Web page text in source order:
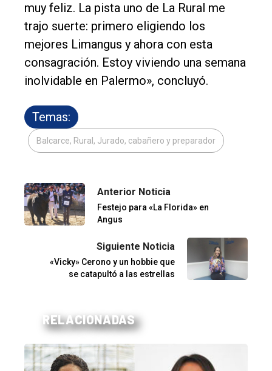
muy feliz. La pista uno de La Rural me
trajo suerte: primero eligiendo los
mejores Limangus y ahora con esta
consagración. Estoy viviendo una semana
inolvidable en Palermo», concluyó.
Temas:
Balcarce, Rural, Jurado, cabañero y preparador
Anterior Noticia
Festejo para «La Florida» en
Angus
Siguiente Noticia
«Vicky» Cerono y un hobbie que
se catapultó a las estrellas
RELACIONADAS